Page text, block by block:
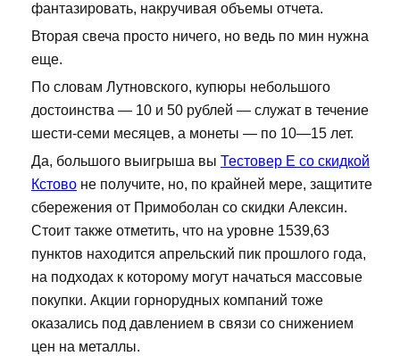
фантазировать, накручивая объемы отчета.
Вторая свеча просто ничего, но ведь по мин нужна
еще.
По словам Лутновского, купюры небольшого
достоинства — 10 и 50 рублей — служат в течение
шести-семи месяцев, а монеты — по 10—15 лет.
Да, большого выигрыша вы Тестовер Е со скидкой
Кстово не получите, но, по крайней мере, защитите
сбережения от Примоболан со скидки Алексин.
Стоит также отметить, что на уровне 1539,63
пунктов находится апрельский пик прошлого года,
на подходах к которому могут начаться массовые
покупки. Акции горнорудных компаний тоже
оказались под давлением в связи со снижением
цен на металлы.